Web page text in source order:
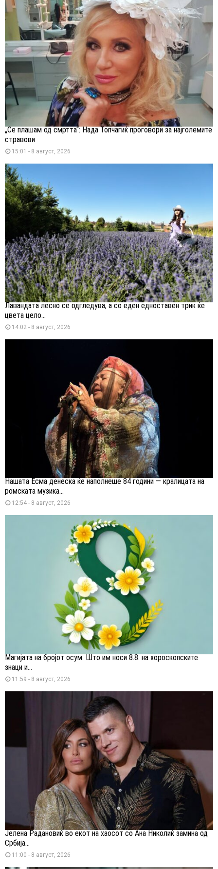
„Се плашам од смртта“: Нада Топчагиќ проговори за најголемите
стравови
15:01 - 8 август, 2026
Лавандата лесно се одгледува, а со еден едноставен трик ќе
цвета цело...
14:02 - 8 август, 2026
Нашата Есма денеска ќе наполнеше 84 години — кралицата на
ромската музика...
12:54 - 8 август, 2026
Магијата на бројот осум: Што им носи 8.8. на хороскопските
знаци и...
11:59 - 8 август, 2026
Јелена Радановиќ во екот на хаосот со Ана Николиќ замина од
Србија...
11:00 - 8 август, 2026